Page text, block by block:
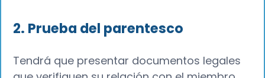
2. Prueba del parentesco
Tendrá que presentar documentos legales